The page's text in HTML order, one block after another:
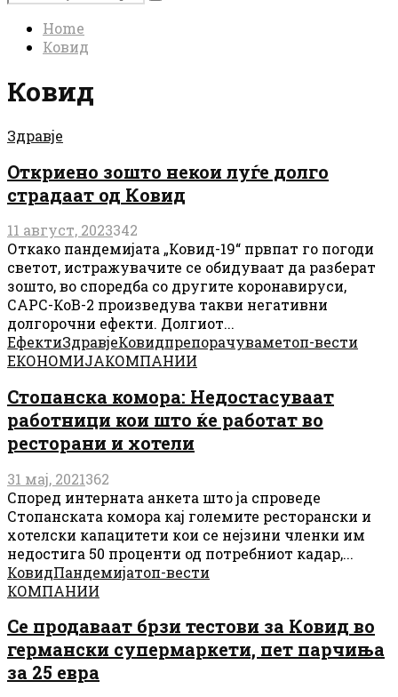
for:
Search
Home
Ковид
Ковид
Здравје
Откриено зошто некои луѓе долго
страдаат од Ковид
11 август, 2023342
Откако пандемијата „Ковид-19“ првпат го погоди
светот, истражувачите се обидуваат да разберат
зошто, во споредба со другите коронавируси,
САРС-КоВ-2 произведува такви негативни
долгорочни ефекти. Долгиот...
ЕфектиЗдравјеКовидпрепорачуваметоп-вести
ЕКОНОМИЈАКОМПАНИИ
Стопанска комора: Недостасуваат
работници кои што ќе работат во
ресторани и хотели
31 мај, 2021362
Според интерната анкета што ја спроведе
Стопанската комора кај големите ресторански и
хотелски капацитети кои се нејзини членки им
недостига 50 проценти од потребниот кадар,...
КовидПандемијатоп-вести
КОМПАНИИ
Се продаваат брзи тестови за Ковид во
германски супермаркети, пет парчиња
за 25 евра